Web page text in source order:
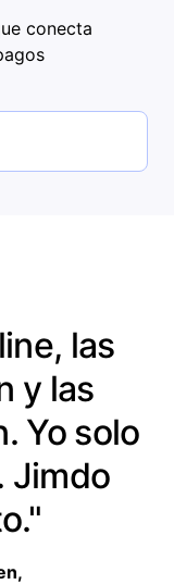
conecta
las
y las
Yo solo
Jimdo